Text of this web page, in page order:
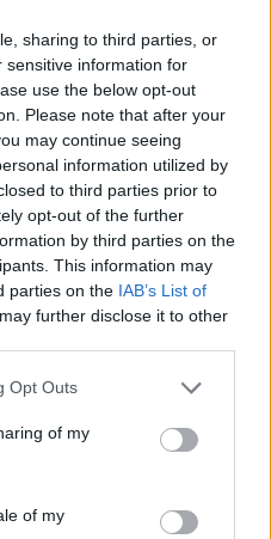
sharing to third parties, or
sensitive information for
use the below opt-out
Please note that after your
may continue seeing
information utilized by
to third parties prior to
opt-out of the further
by third parties on the
This information may
parties on the IAB’s List of
further disclose it to other
Opt Outs
of my
of my
Aug 11.
K
38
19
Aug 12.
SZ
32
20
Aug 13.
CS
32
17
és szakmai ismeretek
minden esetben